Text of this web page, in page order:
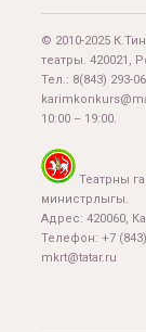
© 2010-2025
театры. 420021,
Тел.: 8(843) 293-
10:00 – 19:00.
Театрны
министрлыгы.
Адрес: 420060,
Телефон: +7 (843)
mkrt@tatar.ru